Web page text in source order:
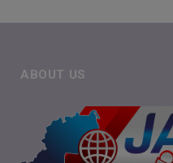
ABOUT US